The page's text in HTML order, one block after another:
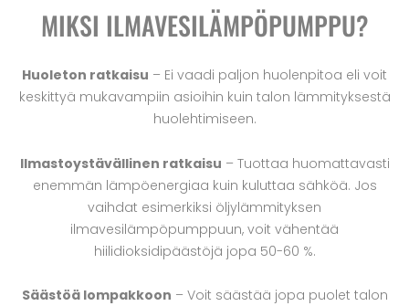
MIKSI ILMAVESILÄMPÖPUMPPU?
Huoleton ratkaisu – Ei vaadi paljon huolenpitoa eli voit
keskittyä mukavampiin asioihin kuin talon lämmityksestä
huolehtimiseen.
Ilmastoystävällinen ratkaisu – Tuottaa huomattavasti
enemmän lämpöenergiaa kuin kuluttaa sähköä. Jos
vaihdat esimerkiksi öljylämmityksen
ilmavesilämpöpumppuun, voit vähentää
hiilidioksidipäästöjä jopa 50-60 %.
Säästöä lompakkoon – Voit säästää jopa puolet talon